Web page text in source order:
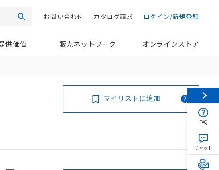
検索 ログイン/新規登録
カタログ請求
お問い合わせ
供価値 販売ネットワーク オンラインストア
マイリストに追加
FAQ
チャット